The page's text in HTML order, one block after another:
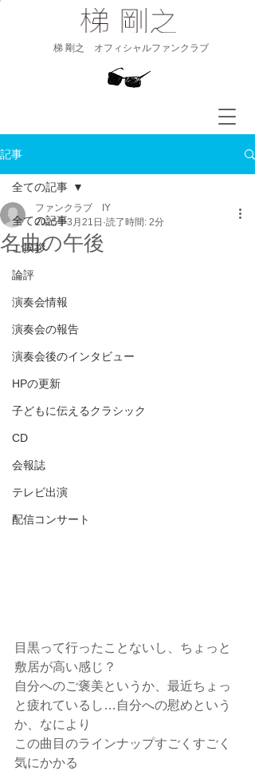
​梯 剛之 オフィシャルファンクラブ
記事
全ての記事
ご挨拶
論評
演奏会情報
演奏会の報告
演奏会後のインタビュー
HPの更新
子どもに伝えるクラシック
CD
会報誌
テレビ出演
配信コンサート
全ての記事
名曲の午後
ファンクラブ IY
2025年3月21日 読了時間: 2分
目黒って行ったことないし、ちょっと
敷居が高い感じ？
自分へのご褒美というか、最近ちょっ
と疲れているし…自分への慰めという
か、なにより
この曲目のラインナップすごくすごく
気にかかる